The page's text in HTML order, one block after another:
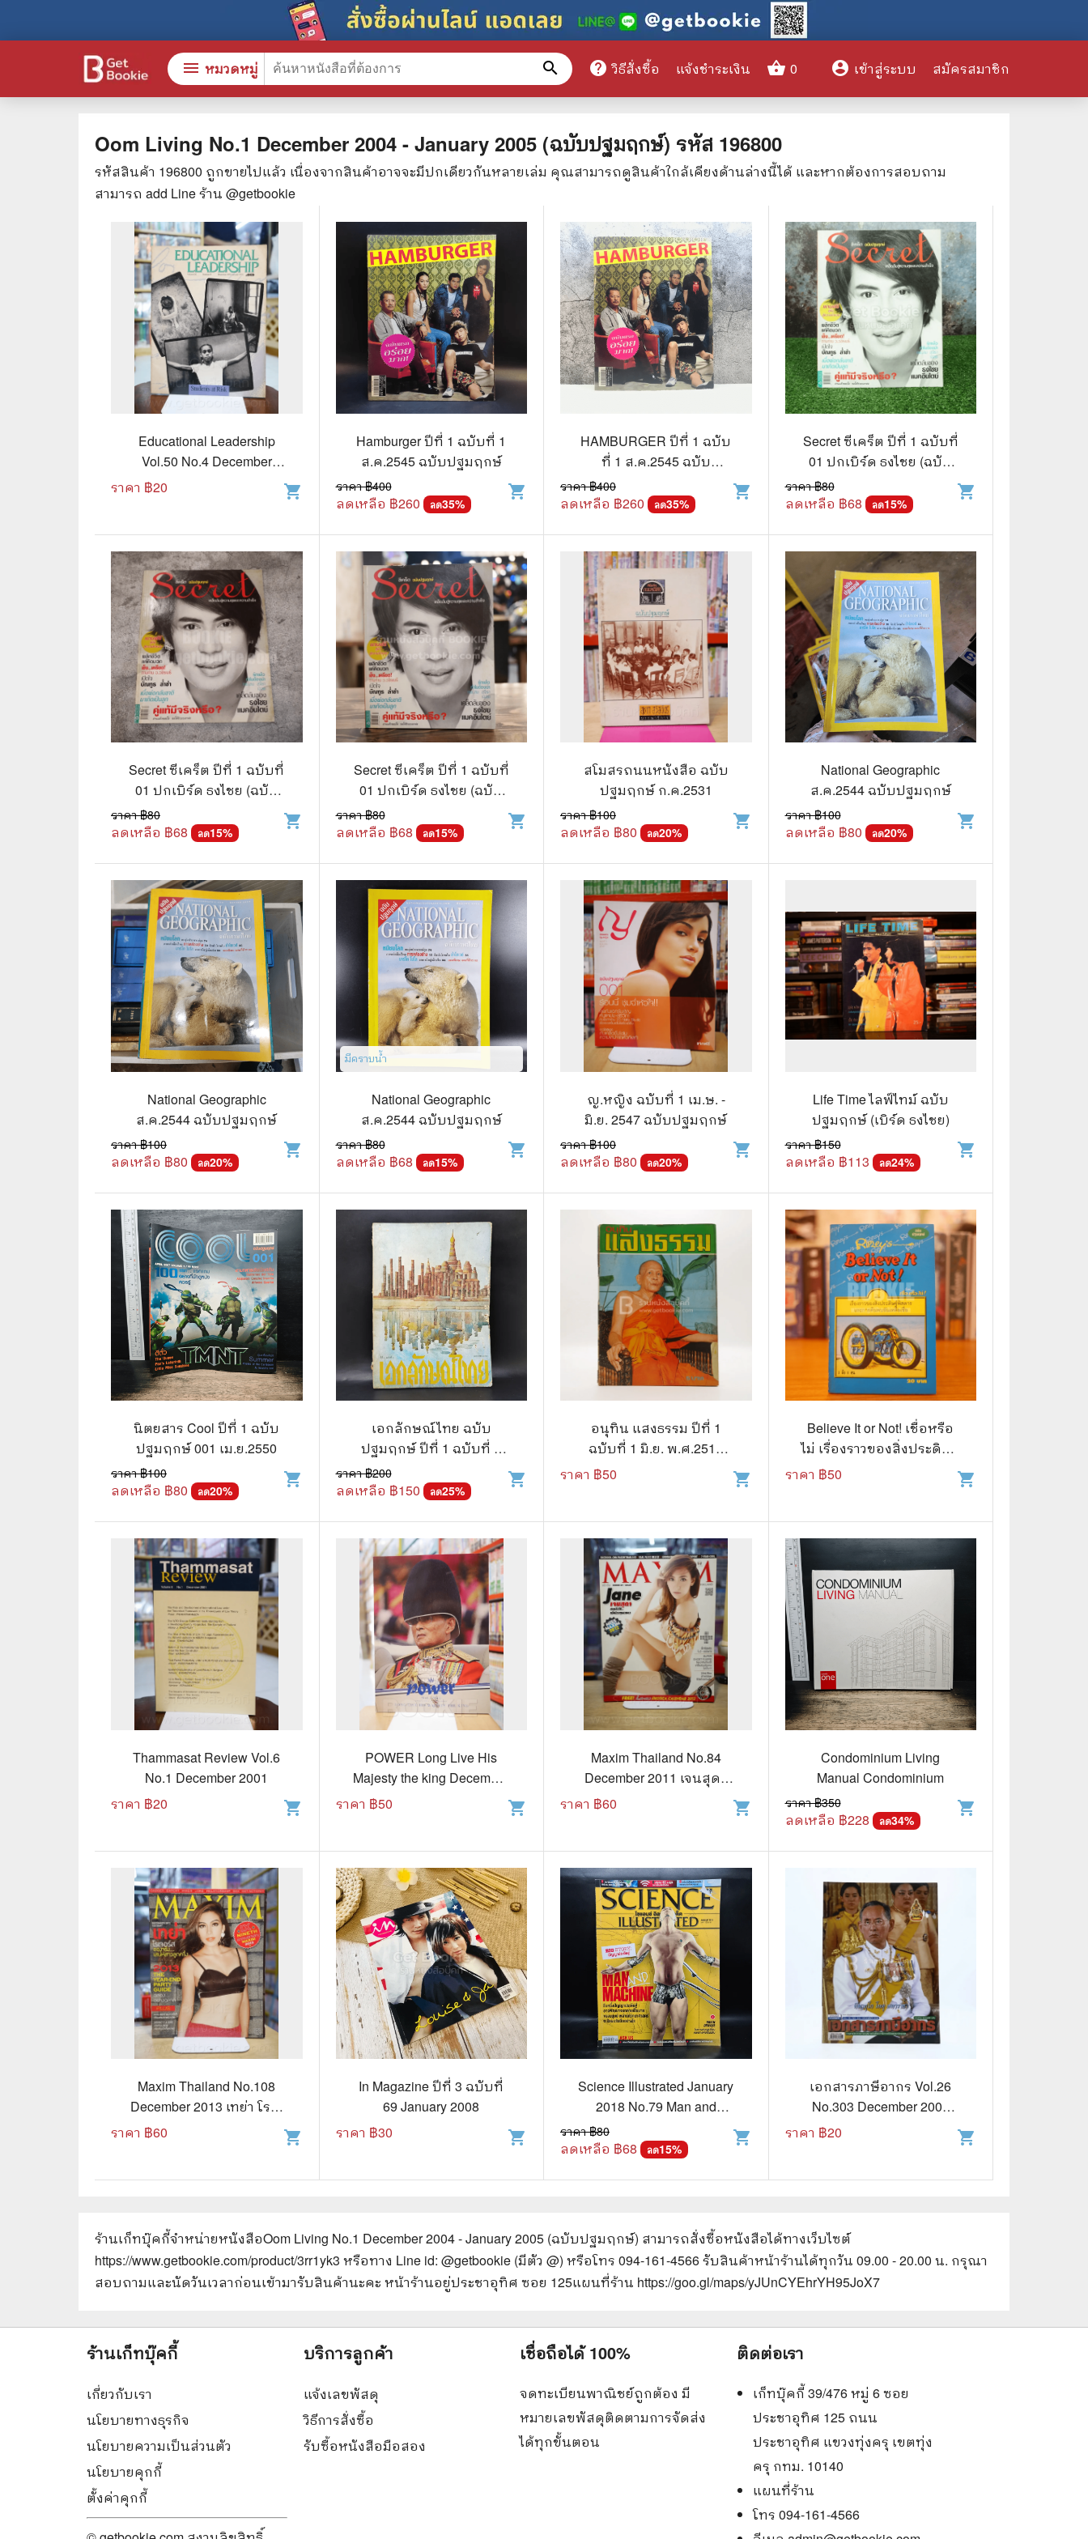
Oom Living No.1 December 2004 - January 2005 (ฉบับปฐมฤกษ์) รหัส 196800
รหัสสินค้า 196800 ถูกขายไปแล้ว เนื่องจากสินค้าอาจจะมีปกเดียวกันหลายเล่ม คุณสามารถดูสินค้าใกล้เคียงด้านล่างนี้ได้ และหากต้องการสอบถาม
สามารถ add Line ร้าน @getbookie
Educational Leadership
Vol.50 No.4 December
1992 / January 1993
ราคา ฿20 shopping_cart
Hamburger ปีที่ 1 ฉบับที่ 1
ส.ค.2545 ฉบับปฐมฤกษ์
ราคา ฿400
ลดเหลือ ฿260 ลด35%
shopping_cart
HAMBURGER ปีที่ 1 ฉบับ
ที่ 1 ส.ค.2545 ฉบับ
ราคา ฿400
ลดเหลือ ฿260 ลด35%
shopping_cart
Secret ซีเคร็ต ปีที่ 1 ฉบับที่
01 ปกเบิร์ด ธงไชย (ฉบับ
ปฐมฤกษ์) หายาก!!!
ราคา ฿80
ลดเหลือ ฿68 ลด15%
shopping_cart
Secret ซีเคร็ต ปีที่ 1 ฉบับที่
01 ปกเบิร์ด ธงไชย (ฉบับ
ปฐมฤกษ์) หายาก!!!
ราคา ฿80
ลดเหลือ ฿68 ลด15%
shopping_cart
Secret ซีเคร็ต ปีที่ 1 ฉบับที่
01 ปกเบิร์ด ธงไชย (ฉบับ
ปฐมฤกษ์) หายาก!!!
ราคา ฿80
ลดเหลือ ฿68 ลด15%
shopping_cart
สโมสรถนนหนังสือ ฉบับ
ปฐมฤกษ์ ก.ค.2531
ราคา ฿100
ลดเหลือ ฿80 ลด20%
shopping_cart
National Geographic
ส.ค.2544 ฉบับปฐมฤกษ์
ราคา ฿100
ลดเหลือ ฿80 ลด20%
shopping_cart
National Geographic
ส.ค.2544 ฉบับปฐมฤกษ์
ราคา ฿100
ลดเหลือ ฿80 ลด20%
shopping_cart
มีคราบน้ำ
National Geographic
ส.ค.2544 ฉบับปฐมฤกษ์
ราคา ฿80
ลดเหลือ ฿68 ลด15%
shopping_cart
ญ.หญิง ฉบับที่ 1 เม.ษ. -
มิ.ย. 2547 ฉบับปฐมฤกษ์
ราคา ฿100
ลดเหลือ ฿80 ลด20%
shopping_cart
Life Time ไลฟ์ไทม์ ฉบับ
ปฐมฤกษ์ (เบิร์ด ธงไชย)
ราคา ฿150
ลดเหลือ ฿113 ลด24%
shopping_cart
นิตยสาร Cool ปีที่ 1 ฉบับ
ปฐมฤกษ์ 001 เม.ย.2550
ราคา ฿100
ลดเหลือ ฿80 ลด20%
shopping_cart
เอกลักษณ์ไทย ฉบับ
ปฐมฤกษ์ ปีที่ 1 ฉบับที่ 1
ราคา ฿200
ลดเหลือ ฿150 ลด25%
shopping_cart
อนุทิน แสงธรรม ปีที่ 1
ฉบับที่ 1 มิ.ย. พ.ศ.2516
ฉบับปฐมฤกษ์
ราคา ฿50 shopping_cart
Believe It or Not! เชื่อหรือ
ไม่ เรื่องราวของสิ่งประดิษฐ์
พิสดารและการค้นพบอัน
ราคา ฿50 shopping_cart
Thammasat Review Vol.6
No.1 December 2001
ราคา ฿20 shopping_cart
POWER Long Live His
Majesty the king December
ราคา ฿50 shopping_cart
Maxim Thailand No.84
December 2011 เจนสุดา
ราคา ฿60 shopping_cart
Condominium Living
Manual Condominium
ราคา ฿350
ลดเหลือ ฿228 ลด34%
shopping_cart
Maxim Thailand No.108
December 2013 เทย่า โรเจ
ราคา ฿60 shopping_cart
In Magazine ปีที่ 3 ฉบับที่
69 January 2008
ราคา ฿30 shopping_cart
Science Illustrated January
2018 No.79 Man and
ราคา ฿80
ลดเหลือ ฿68 ลด15%
shopping_cart
เอกสารภาษีอากร Vol.26
No.303 December 2006
(ในหลวงรัชกาลที่9)
ราคา ฿20 shopping_cart
ร้านเก็ทบุ๊คกี้จำหน่ายหนังสือOom Living No.1 December 2004 - January 2005 (ฉบับปฐมฤกษ์) สามารถสั่งซื้อหนังสือได้ทางเว็บไซต์
https://www.getbookie.com/product/3rr1yk3 หรือทาง Line id: @getbookie (มีตัว @) หรือโทร 094-161-4566 รับสินค้าหน้าร้านได้ทุกวัน 09.00 - 20.00 น. กรุณา
สอบถามและนัดวันเวลาก่อนเข้ามารับสินค้านะคะ หน้าร้านอยู่ประชาอุทิศ ซอย 125แผนที่ร้าน https://goo.gl/maps/yJUnCYEhrYH95JoX7
menu หมวดหมู่ search help วิธีสั่งซื้อ แจ้งชำระเงิน shopping_basket 0 account_circle เข้าสู่ระบบ สมัครสมาชิก
หมวดหมู่สินค้า
หนังสือทั้งหมด
สินค้าใช้เฉพาะแต้มเท่านั้น
📚 หนังสือทั่วไป
😁 จิตวิทยา พัฒนาตนเอง
👔 ธุรกิจ เศรษฐศาสตร์
📜 ประวัติศาสตร์
👤 ประวัติบุคคล ประสบการณ์ชีวิต
🌠 โหราศาสตร์ การทำนาย
☸️ ธรรมะ ศาสนา ปรัชญา
🧳 ท่องเที่ยว ประสบการณ์ท่องเที่ยว
💃 งานอดิเรก อาชีพ
สารคดี
🌎 สารคดี ความรู้รอบตัว
💎 เพชร พลอย อัญมณี
🛸 วิทยาศาสตร์ คณิตศาสตร์
🌾 พืช สัตว์
🥘 อาหาร สุขภาพ ความงาม
👪 ครอบครัว การเลี้ยงลูก
🏡 บ้านและสวน
🎸 ดนตรี ภาพยนตร์
⚽ กีฬา เกม
👸 นางงาม
🖥️ คอมพิวเตอร์ เทคโนโลยี
หนังสือทั่วไป พ็อกเก็ตบุ๊ค
🦄 วรรณกรรม นิยาย เรื่องสั้น
🐇 เรื่องสั้น
🛖 วรรณคดีไทย นิทานพื้นบ้าน
👩‍🦳 นิยายไทยรุ่นเก่า
🏵️ บทกวี บทกลอน
🏞️ นิยายภาพ
👨‍❤️‍👨 นิยายวาย นิยายยูริ
✍️ นิยายฟิคชั่น
🌏 นิยายแปล
🏰 วรรณกรรมเยาวชน
🛸 ไซไฟ วิทยาศาสตร์
🌟 นิยายไลท์โนเวล
🏮 นิยายจีน
🌞 นิยายแจ่มใส
❤️ รัก โรแมนติก
❤️‍🔥❤️‍🔥 นิยายรัก ราคาถูกสุด
💀 ผี สยองขวัญ ระทึกขวัญ
🎭 ดราม่า ชีวิต
🔍 สืบสวน สอบสวน
⚔️ แอ็คชั่น ต่อสู้
😀 ตลก สนุกสนาน
นิยาย วรรณกรรม
⚖️ กฎหมาย
💬 ภาษาศาสตร์
💉 การแพทย์
👮‍♀️ คู่มือเตรียมสอบราชการ
🏫 หนังสือเรียน
👩‍🏫 แนะแนวการศึกษา
การศึกษาและการสอน
😼 หนังสือการ์ตูน
📚 การ์ตูนชุด
👨‍❤️‍👨 การ์ตูนวาย การ์ตูนยูริ
🕰️ การ์ตูนยุคเก่า
❤️ รัก โรแมนติก
🎭 ดราม่า ชีวิต เรื่องจริง
💀 ผี สยองขวัญ ระทึกขวัญ
🐾 เกี่ยวกับสัตว์
🎻 การ์ตูนดนตรี
🍳 การ์ตูนทำอาหาร
🕵️‍♀️ สืบสวน สอบสวน
⚔️ ต่อสู้ แอ๊คชั่น
⚽ การ์ตูนกีฬา
🔮 แฟนตาซี
🧗‍♂️ ผจญภัย ท่องเที่ยว
☠️ การ์ตูนผีไทย
👩 สนพ.ยอดธิดา
☘️ สนพ.รักพิมพ์ Luckpim
🔵 สนพ.Phoenix Next
🏳️‍🌈 สนพ.หมึกจีน
🟩 สนพ.บงกช
☀️ สนพ.วิบูลย์กิจ
🟦 สนพ.เนชั่น
⭕ สนพ.สยามอินเตอร์
🔴 สนพ.บูรพัฒน์
🔲 สนพ.Zenshu
การ์ตูนรายเดือน รายสัปดาห์
การ์ตูนแก๊ก
กล่อง BOXSET การ์ตูน
หนังสือการ์ตูน
🐲 หนังสือเด็ก
🪐 ความรู้สำหรับเด็ก
🐲 นิทาน
📕 นิตยสาร
📺 เรื่องย่อละครโทรทัศน์
นิตยสารดารารุ่นเก่า
แฟนคลับดารา
เรื่องย่อซีรี่ย์ต่างประเทศ
🌍 ทั่วไปและวาไรตี้
🤡 เรื่องสั้น ขำขัน
🎸 ดนตรี
🩱 แฟชั่น
🔭 วิทยาศาสตร์
⛪ ศาสนา
🏙️ การเมือง
⚽ กีฬา
🎞️ ภาพยนตร์
โมเดล
Gossip ดารา
👙 เซ็กซี่
🥘 อาหาร
💄 สุขภาพและความงาม
🏠 แต่งบ้าน
🧳 ท่องเที่ยว
คู่มือเฉลยเกม
เกษตรและธรรมชาติ
แม่และเด็ก
ภาษาศาสตร์
ไอทีและเทคโนโลยี
นิตยสารเก่าราคาถูก
นางงามและการประกวด
🎨 Art and Design
🤹‍♀️ Humor & Entertainment
🏝️ Survival & Emergency
Preparedness
🦸‍♂️ Comics & Graphic Novels
🏺 Historical & Political
🌠 Astrology
⛪ Religion
🧏‍♀️ Languages
🪐 Science & Math
🏋️‍♂️ Health and Well-Being
😊 Self-Enrichment
👔 Business and Economics
🖥️ Computers & Technology
🧑‍🏫 Education & Teaching
🎶 Music & Movie
🧒 Children's Books
👪 Family and Relationships
🐕‍🦺 Animals
🏛️ Politics & Government
⚙️ Engineering & Transportation
👤 Biography
🍸 Food and Drink
💃 Hobbies and Collectibles
🖋️ Literature and Fiction
⚽ Sports
🎲 Board Game
2️⃣ Used Board Game บอร์ดเกมมือ
สอง
🎉 Party
🧠 Strategy
🪅 Family
♟️ Abstract
บอร์ดเกมแปลไทย
บอร์ดเกมโดยคนไทย
🎴 Card Sleeves ซองใส่การ์ด
Board Game
📒 สมุดบันทึก
🎥 ของสะสมจากหนังและการ์ตูน
📅 ปฏิทินเก่า
อื่นๆ
ร้านเก็ทบุ๊คกี้
เกี่ยวกับเรา
นโยบายทางธุรกิจ
นโยบายความเป็นส่วนตัว
นโยบายคุกกี้
ตั้งค่าคุกกี้
บริการลูกค้า
แจ้งเลขพัสดุ
วิธีการสั่งซื้อ
รับซื้อหนังสือมือสอง
เชื่อถือได้ 100%
จดทะเบียนพาณิชย์ถูกต้อง มี
หมายเลขพัสดุติดตามการจัดส่ง
ได้ทุกขั้นตอน
ติดต่อเรา
เก็ทบุ๊คกี้ 39/476 หมู่ 6 ซอย
ประชาอุทิศ 125 ถนน
ประชาอุทิศ แขวงทุ่งครุ เขตทุ่ง
ครุ กทม. 10140
แผนที่ร้าน
โทร 094-161-4566